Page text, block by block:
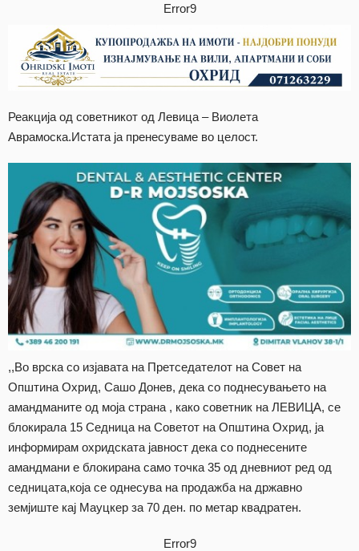
Error9
Реакција од советникот од Левица – Виолета
Аврамоска.Истата ја пренесуваме во целост.
,,Во врска со изјавата на Претседателот на Совет на
Општина Охрид, Сашо Донев, дека со поднесувањето на
амандманите од моја страна , како советник на ЛЕВИЦА, се
блокирала 15 Седница на Советот на Општина Охрид, ја
информирам охридската јавност дека со поднесените
амандмани е блокирана само точка 35 од дневниот ред од
седницата,која се однесува на продажба на државно
земјиште кај Мауцкер за 70 ден. по метар квадратен.
Error9